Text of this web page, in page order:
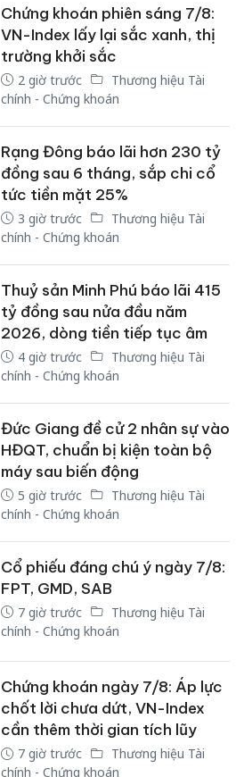
Chứng khoán phiên sáng 7/8:
VN-Index lấy lại sắc xanh, thị
trường khởi sắc
2 giờ trước
Thương hiệu Tài
chính - Chứng khoán
Rạng Đông báo lãi hơn 230 tỷ
đồng sau 6 tháng, sắp chi cổ
tức tiền mặt 25%
3 giờ trước
Thương hiệu Tài
chính - Chứng khoán
Thuỷ sản Minh Phú báo lãi 415
tỷ đồng sau nửa đầu năm
2026, dòng tiền tiếp tục âm
4 giờ trước
Thương hiệu Tài
chính - Chứng khoán
Đức Giang đề cử 2 nhân sự vào
HĐQT, chuẩn bị kiện toàn bộ
máy sau biến động
5 giờ trước
Thương hiệu Tài
chính - Chứng khoán
Cổ phiếu đáng chú ý ngày 7/8:
FPT, GMD, SAB
7 giờ trước
Thương hiệu Tài
chính - Chứng khoán
Chứng khoán ngày 7/8: Áp lực
chốt lời chưa dứt, VN-Index
cần thêm thời gian tích lũy
7 giờ trước
Thương hiệu Tài
chính - Chứng khoán